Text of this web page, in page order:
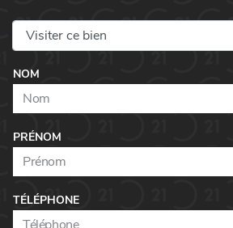
NOM
PRÉNOM
TÉLÉPHONE